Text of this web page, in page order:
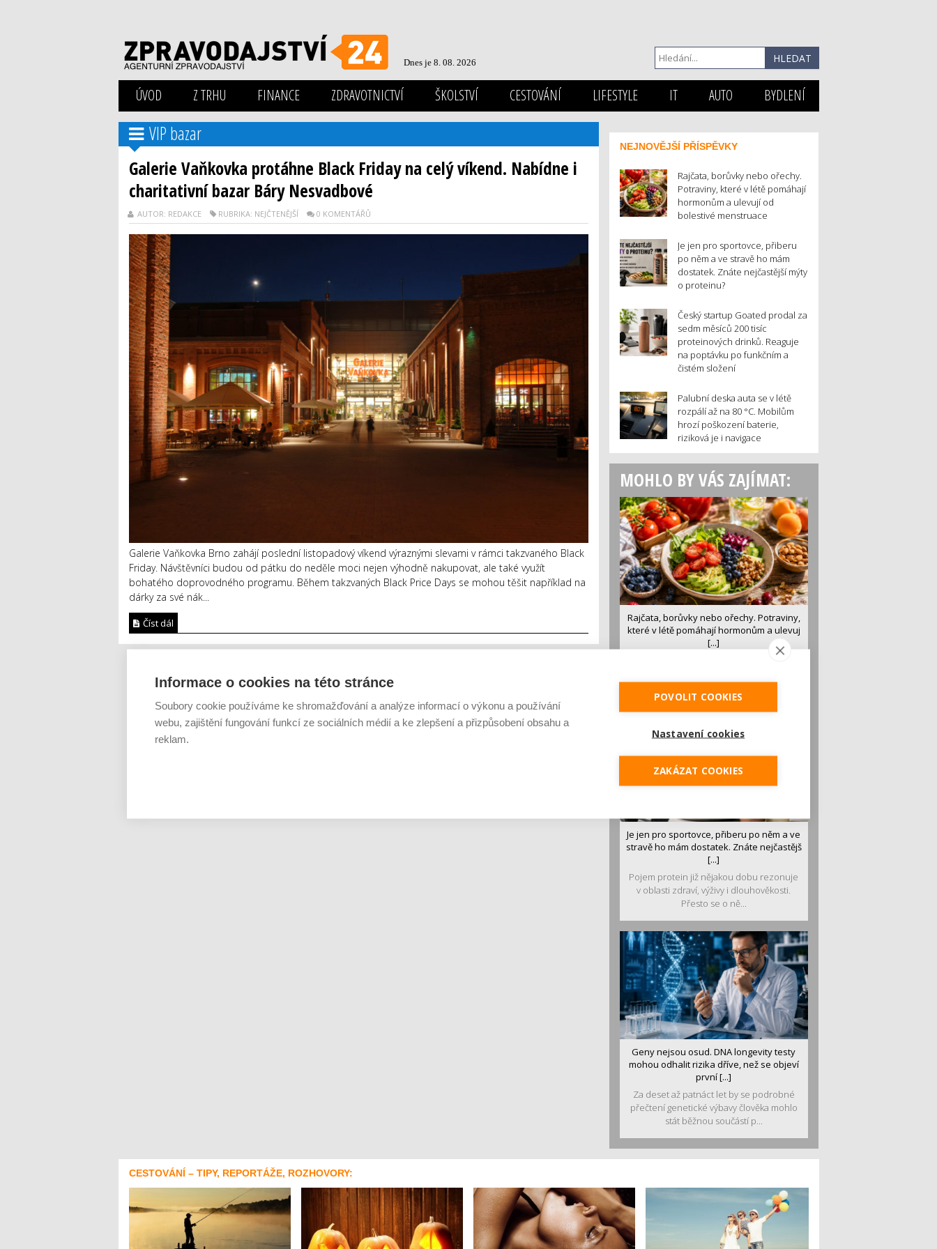
Dnes je 8. 08. 2026
ÚVOD Z TRHU FINANCE ZDRAVOTNICTVÍ ŠKOLSTVÍ CESTOVÁNÍ LIFESTYLE IT AUTO BYDLENÍ
VIP bazar
Galerie Vaňkovka protáhne Black Friday na celý víkend. Nabídne i
charitativní bazar Báry Nesvadbové
AUTOR: REDAKCE RUBRIKA: NEJČTENĚJŠÍ 0 KOMENTÁŘŮ
Galerie Vaňkovka Brno zahájí poslední listopadový víkend výraznými slevami v rámci takzvaného Black
Friday. Návštěvníci budou od pátku do neděle moci nejen výhodně nakupovat, ale také využít
bohatého doprovodného programu. Během takzvaných Black Price Days se mohou těšit například na
dárky za své nák...
Číst dál
NEJNOVĚJŠÍ PŘÍSPĚVKY
Rajčata, borůvky nebo ořechy.
Potraviny, které v létě pomáhají
hormonům a ulevují od
bolestivé menstruace
Je jen pro sportovce, přiberu
po něm a ve stravě ho mám
dostatek. Znáte nejčastější mýty
o proteinu?
Český startup Goated prodal za
sedm měsíců 200 tisíc
proteinových drinků. Reaguje
na poptávku po funkčním a
čistém složení
Palubní deska auta se v létě
rozpálí až na 80 °C. Mobilům
hrozí poškození baterie,
riziková je i navigace
MOHLO BY VÁS ZAJÍMAT:
Rajčata, borůvky nebo ořechy. Potraviny,
které v létě pomáhají hormonům a ulevuj
[...]
luštěniny jsou práv...
Je jen pro sportovce, přiberu po něm a ve
stravě ho mám dostatek. Znáte nejčastějš
[...]
Pojem protein již nějakou dobu rezonuje
v oblasti zdraví, výživy i dlouhověkosti.
Přesto se o ně...
Geny nejsou osud. DNA longevity testy
mohou odhalit rizika dříve, než se objeví
první [...]
Za deset až patnáct let by se podrobné
přečtení genetické výbavy člověka mohlo
stát běžnou součástí p...
CESTOVÁNÍ – TIPY, REPORTÁŽE, ROZHOVORY:
Informace o cookies na této stránce
Soubory cookie používáme ke shromažďování a analýze informací o výkonu a používání
webu, zajištění fungování funkcí ze sociálních médií a ke zlepšení a přizpůsobení obsahu a
reklam.
POVOLIT COOKIES
Nastavení cookies
ZAKÁZAT COOKIES